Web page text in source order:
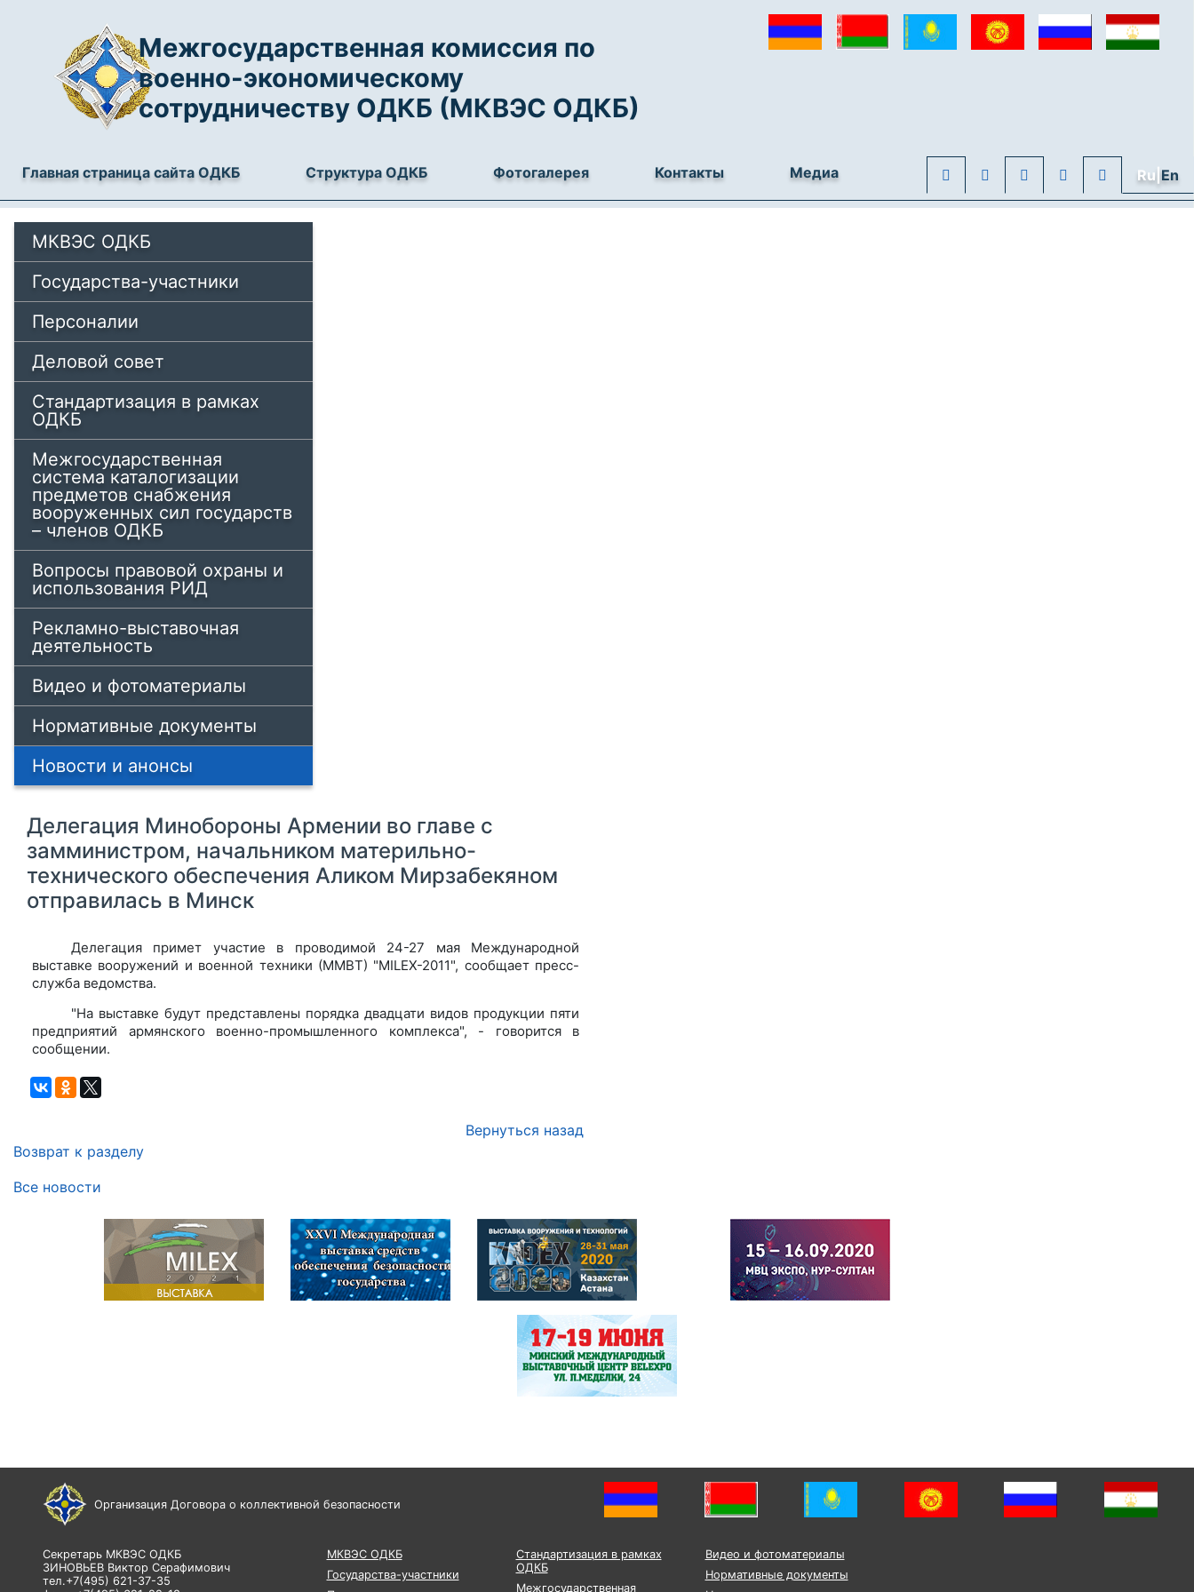
Межгосударственная комиссия по
военно-экономическому
сотрудничеству ОДКБ (МКВЭС ОДКБ)
Главная страница сайта ОДКБ Структура ОДКБ Фотогалерея Контакты Медиа Ru|En
МКВЭС ОДКБ
Государства-участники
Персоналии
Деловой совет
Стандартизация в рамках
ОДКБ
Межгосударственная
система каталогизации
предметов снабжения
вооруженных сил государств
– членов ОДКБ
Вопросы правовой охраны и
использования РИД
Рекламно-выставочная
деятельность
Видео и фотоматериалы
Нормативные документы
Новости и анонсы
Делегация Минобороны Армении во главе с
замминистром, начальником материльно-
технического обеспечения Аликом Мирзабекяном
отправилась в Минск
Делегация примет участие в проводимой 24-27 мая Международной
выставке вооружений и военной техники (ММВТ) "MILEX-2011", сообщает пресс-
служба ведомства.
"На выставке будут представлены порядка двадцати видов продукции пяти
предприятий армянского военно-промышленного комплекса", - говорится в
сообщении.
Вернуться назад
Возврат к разделу
Все новости
Организация Договора о коллективной безопасности
Секретарь МКВЭС ОДКБ
ЗИНОВЬЕВ Виктор Серафимович
тел.+7(495) 621-37-35
МКВЭС ОДКБ
Государства-участники
Стандартизация в рамках
ОДКБ
Межгосударственная
Видео и фотоматериалы
Нормативные документы